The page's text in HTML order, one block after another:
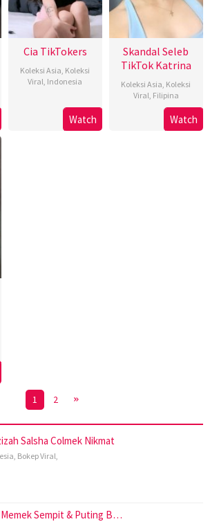
Cia TikTokers
Koleksi Asia Koleksi
Viral Indonesia
Watch
Skandal Seleb
TikTok Katrina
Koleksi Asia Koleksi
Viral Filipina
Watch
1 2
Salsha Colmek Nikmat
, Bokep Viral,
Sempit & Puting B…